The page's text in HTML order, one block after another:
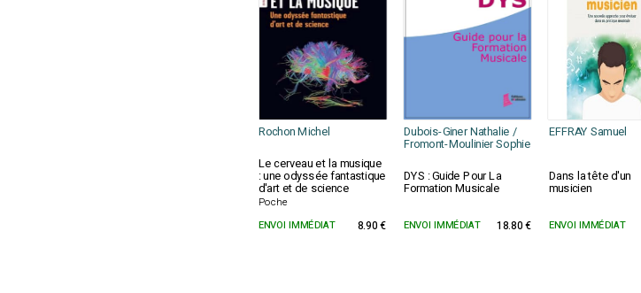
Rochon Michel Dubois-Giner Nathalie /
Fromont-Moulinier Sophie
EFFRAY Samuel
Le cerveau et la musique
: une odyssée fantastique
d'art et de science
Poche
DYS : Guide Pour La
Formation Musicale
Dans la tête d'un
musicien
ENVOI IMMÉDIAT 8.90 € ENVOI IMMÉDIAT 18.80 € ENVOI IMMÉDIAT